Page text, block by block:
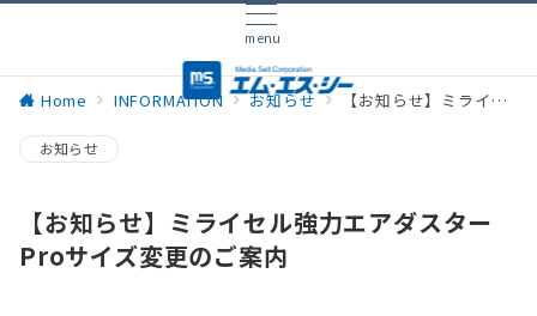
menu
Home INFORMATION お知らせ 【お知らせ】ミライセル強力エアダスターProサイズ変更のご案内
お知らせ
【お知らせ】ミライセル強力エアダスター
Proサイズ変更のご案内